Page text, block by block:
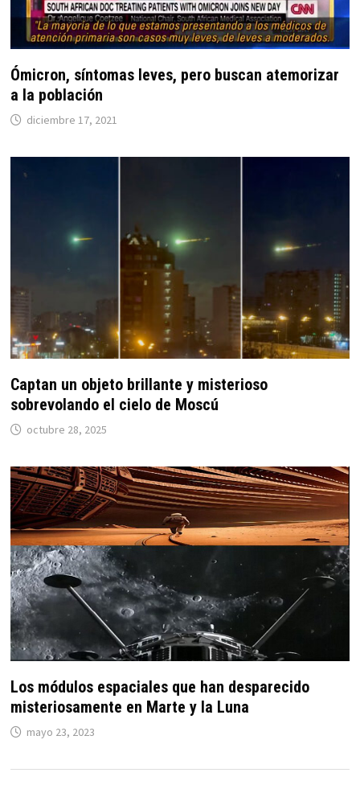
Ómicron, síntomas leves, pero buscan atemorizar
a la población
diciembre 17, 2021
Captan un objeto brillante y misterioso
sobrevolando el cielo de Moscú
octubre 28, 2025
Los módulos espaciales que han desparecido
misteriosamente en Marte y la Luna
mayo 23, 2023